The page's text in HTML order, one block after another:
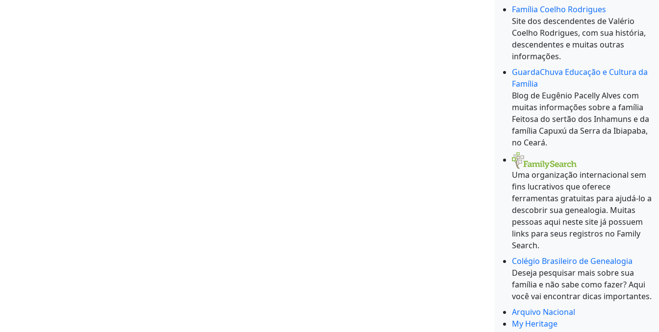
Família Coelho Rodrigues
Site dos descendentes de Valério
Coelho Rodrigues, com sua história,
descendentes e muitas outras
informações.
GuardaChuva Educação e Cultura da
Família
Blog de Eugênio Pacelly Alves com
muitas informações sobre a família
Feitosa do sertão dos Inhamuns e da
família Capuxú da Serra da Ibiapaba,
no Ceará.
Uma organização internacional sem
fins lucrativos que oferece
ferramentas gratuitas para ajudá-lo a
descobrir sua genealogia. Muitas
pessoas aqui neste site já possuem
links para seus registros no Family
Search.
Colégio Brasileiro de Genealogia
Deseja pesquisar mais sobre sua
família e não sabe como fazer? Aqui
você vai encontrar dicas importantes.
Arquivo Nacional
My Heritage